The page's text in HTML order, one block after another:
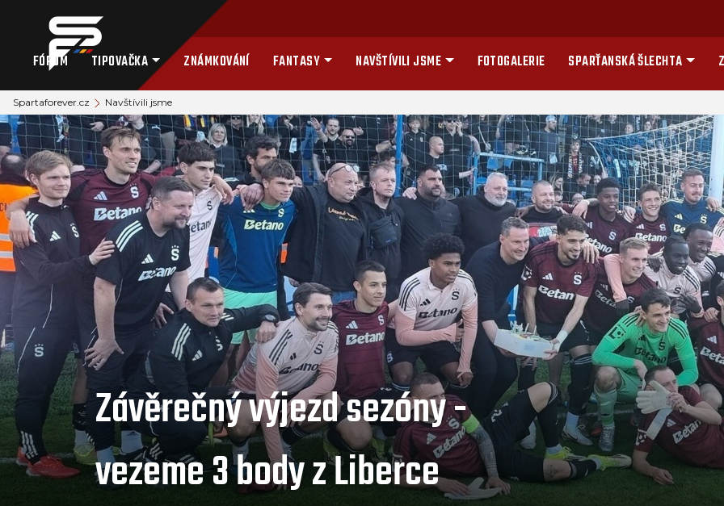
FÓRUM TIPOVAČKA ZNÁMKOVÁNÍ FANTASY NAVŠTÍVILI JSME FOTOGALERIE SPARŤANSKÁ ŠLECHTA
Spartaforever.cz Navštívili jsme
Závěrečný výjezd sezóny -
vezeme 3 body z Liberce